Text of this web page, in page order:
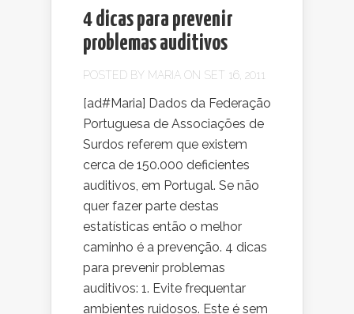
4 dicas para prevenir
problemas auditivos
POSTED BY MARIA ON SET 16, 2011
[ad#Maria] Dados da Federação
Portuguesa de Associações de
Surdos referem que existem
cerca de 150.000 deficientes
auditivos, em Portugal. Se não
quer fazer parte destas
estatísticas então o melhor
caminho é a prevenção. 4 dicas
para prevenir problemas
auditivos: 1. Evite frequentar
ambientes ruidosos. Este é sem